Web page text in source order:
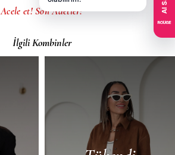
Acele et! Son Adetler!
İlgili Kombinler